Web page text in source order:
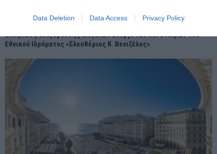
Data Deletion Data Access Privacy Policy
Εκδήλωση αναγόρευσης Μεγάλων Ευεργετών και Εταίρων του
Εθνικού Ιδρύματος «Ελευθέριος Κ. Βενιζέλος»